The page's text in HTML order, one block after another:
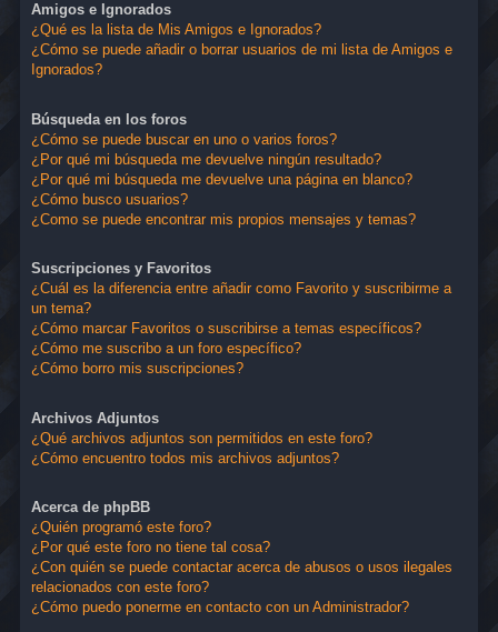
Amigos e Ignorados
¿Qué es la lista de Mis Amigos e Ignorados?
¿Cómo se puede añadir o borrar usuarios de mi lista de Amigos e
Ignorados?
Búsqueda en los foros
¿Cómo se puede buscar en uno o varios foros?
¿Por qué mi búsqueda me devuelve ningún resultado?
¿Por qué mi búsqueda me devuelve una página en blanco?
¿Cómo busco usuarios?
¿Como se puede encontrar mis propios mensajes y temas?
Suscripciones y Favoritos
¿Cuál es la diferencia entre añadir como Favorito y suscribirme a
un tema?
¿Cómo marcar Favoritos o suscribirse a temas específicos?
¿Cómo me suscribo a un foro específico?
¿Cómo borro mis suscripciones?
Archivos Adjuntos
¿Qué archivos adjuntos son permitidos en este foro?
¿Cómo encuentro todos mis archivos adjuntos?
Acerca de phpBB
¿Quién programó este foro?
¿Por qué este foro no tiene tal cosa?
¿Con quién se puede contactar acerca de abusos o usos ilegales
relacionados con este foro?
¿Cómo puedo ponerme en contacto con un Administrador?